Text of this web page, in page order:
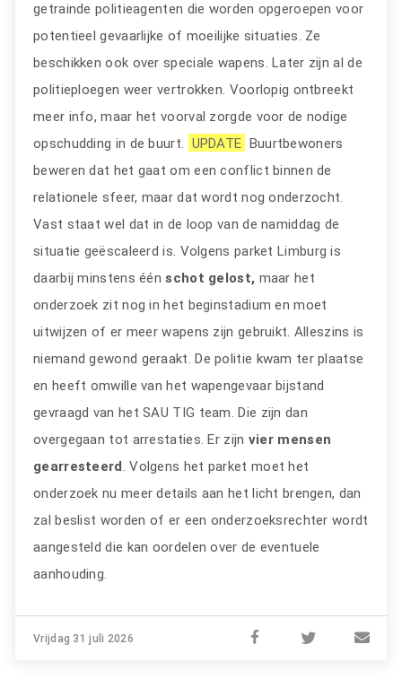
getrainde politieagenten die worden opgeroepen voor
potentieel gevaarlijke of moeilijke situaties. Ze
beschikken ook over speciale wapens. Later zijn al de
politieploegen weer vertrokken. Voorlopig ontbreekt
meer info, maar het voorval zorgde voor de nodige
opschudding in de buurt. UPDATE Buurtbewoners
beweren dat het gaat om een conflict binnen de
relationele sfeer, maar dat wordt nog onderzocht.
Vast staat wel dat in de loop van de namiddag de
situatie geëscaleerd is. Volgens parket Limburg is
daarbij minstens één schot gelost, maar het
onderzoek zit nog in het beginstadium en moet
uitwijzen of er meer wapens zijn gebruikt. Alleszins is
niemand gewond geraakt. De politie kwam ter plaatse
en heeft omwille van het wapengevaar bijstand
gevraagd van het SAU TIG team. Die zijn dan
overgegaan tot arrestaties. Er zijn vier mensen
gearresteerd. Volgens het parket moet het
onderzoek nu meer details aan het licht brengen, dan
zal beslist worden of er een onderzoeksrechter wordt
aangesteld die kan oordelen over de eventuele
aanhouding.
Vrijdag 31 juli 2026